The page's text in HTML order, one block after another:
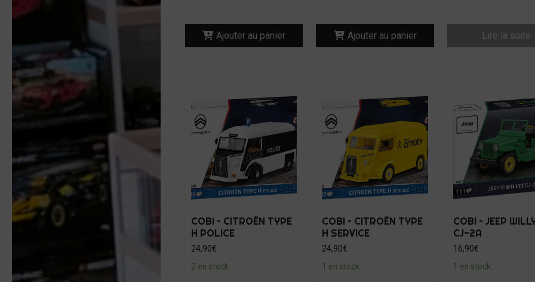
Ajouter au panier Ajouter au panier Lire la suite
COBI – CITROËN TYPE
H POLICE
24,90€
2 en stock
COBI – CITROËN TYPE
H SERVICE
24,90€
1 en stock
COBI – JEEP
CJ-2A
16,90€
1 en stock